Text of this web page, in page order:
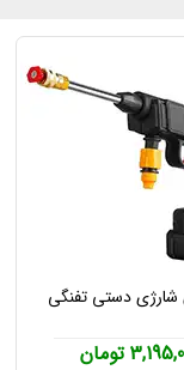
شارژی دستی تفنگی
تومان